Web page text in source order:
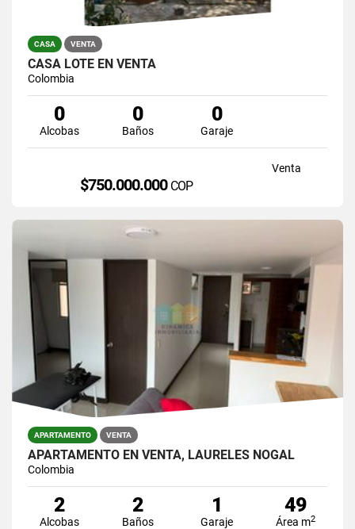
CASA VENTA
CASA LOTE EN VENTA
Colombia
0
Alcobas
0
Baños
0
Garaje
Venta
$750.000.000 COP
APARTAMENTO VENTA
APARTAMENTO EN VENTA, LAURELES NOGAL
Colombia
2
Alcobas
2
Baños
1
Garaje
49
Área m2